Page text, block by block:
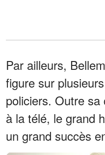
Par ailleurs,
figure sur
policiers. Outre
à la télé, le grand
un grand succès